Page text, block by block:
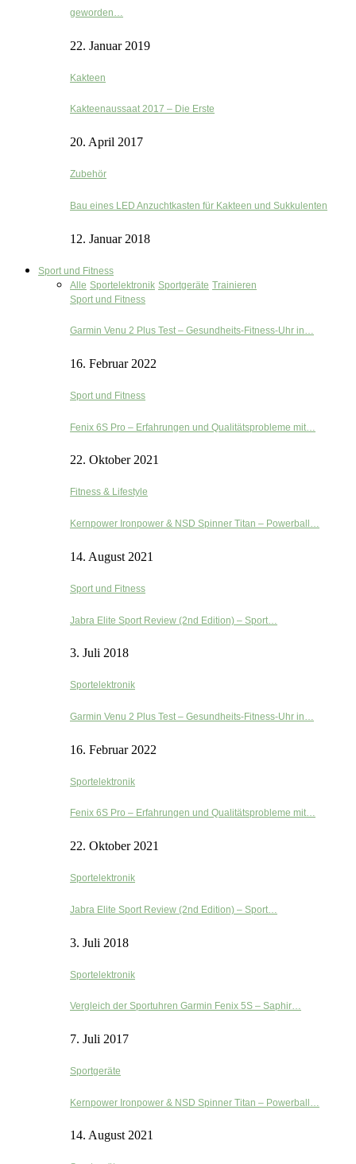
geworden…
22. Januar 2019
Kakteen
Kakteenaussaat 2017 – Die Erste
20. April 2017
Zubehör
Bau eines LED Anzuchtkasten für Kakteen und Sukkulenten
12. Januar 2018
Sport und Fitness
Alle Sportelektronik Sportgeräte Trainieren
Sport und Fitness
Garmin Venu 2 Plus Test – Gesundheits-Fitness-Uhr in…
16. Februar 2022
Sport und Fitness
Fenix 6S Pro – Erfahrungen und Qualitätsprobleme mit…
22. Oktober 2021
Fitness & Lifestyle
Kernpower Ironpower & NSD Spinner Titan – Powerball…
14. August 2021
Sport und Fitness
Jabra Elite Sport Review (2nd Edition) – Sport…
3. Juli 2018
Sportelektronik
Garmin Venu 2 Plus Test – Gesundheits-Fitness-Uhr in…
16. Februar 2022
Sportelektronik
Fenix 6S Pro – Erfahrungen und Qualitätsprobleme mit…
22. Oktober 2021
Sportelektronik
Jabra Elite Sport Review (2nd Edition) – Sport…
3. Juli 2018
Sportelektronik
Vergleich der Sportuhren Garmin Fenix 5S – Saphir…
7. Juli 2017
Sportgeräte
Kernpower Ironpower & NSD Spinner Titan – Powerball…
14. August 2021